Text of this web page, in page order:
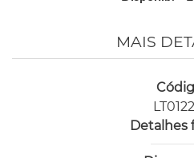
MAIS
Detalhes